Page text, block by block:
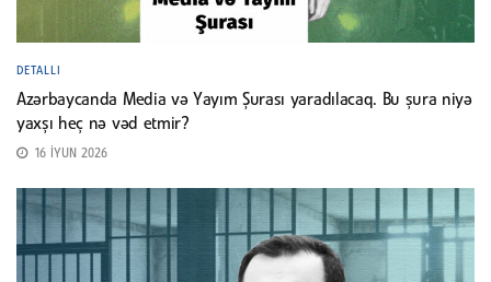
DETALLI
Azərbaycanda Media və Yayım Şurası yaradılacaq. Bu şura niyə
yaxşı heç nə vəd etmir?
16 İYUN 2026